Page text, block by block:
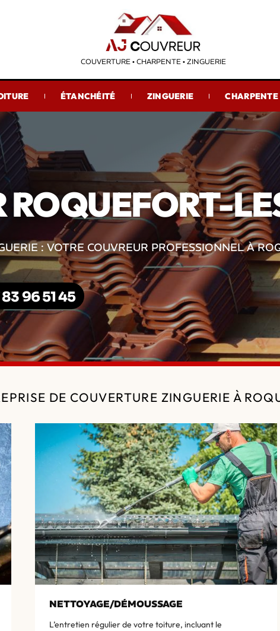
COUVERTURE • CHARPENTE • ZINGUERIE
ÉTANCHÉITÉ ZINGUERIE CHARPENTE
ROQUEFORT-
: VOTRE COUVREUR PROFESSIONNEL À
96 51 45
DE COUVERTURE ZINGUERIE À
NETTOYAGE/DÉMOUSSAGE
L’entretien régulier de votre toiture, incluant le